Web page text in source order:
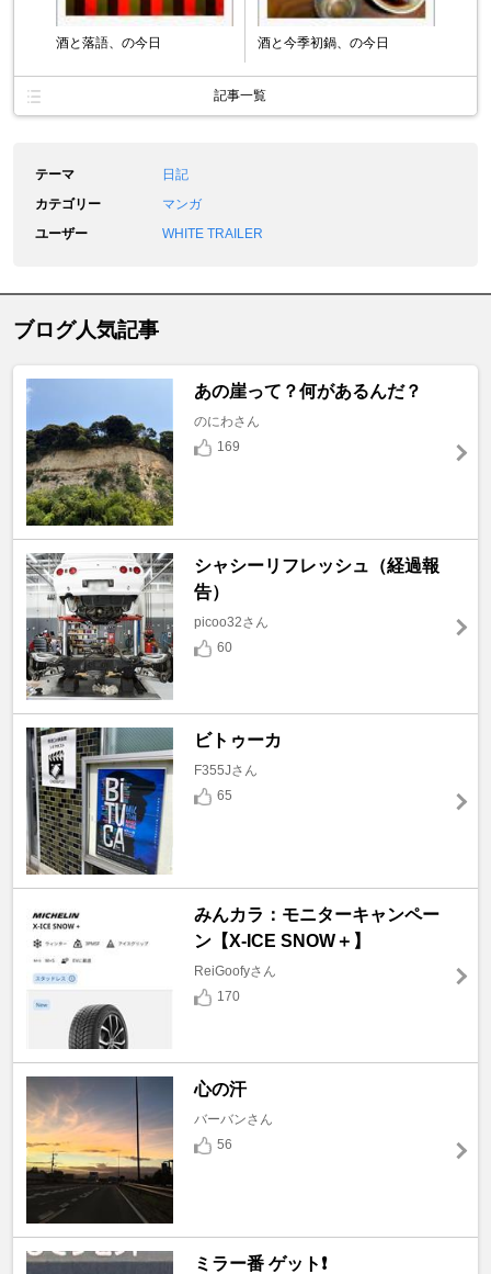
酒と落語、の今日 酒と今季初鍋、の今日
記事一覧
テーマ
日記
カテゴリー
マンガ
ユーザー
WHITE TRAILER
ブログ人気記事
あの崖って？何があるんだ？
のにわさん
169
シャシーリフレッシュ（経過報
告）
picoo32さん
60
ビトゥーカ
F355Jさん
65
みんカラ：モニターキャンペー
ン【X-ICE SNOW＋】
ReiGoofyさん
170
心の汗
バーバンさん
56
ミラー番 ゲット❗️